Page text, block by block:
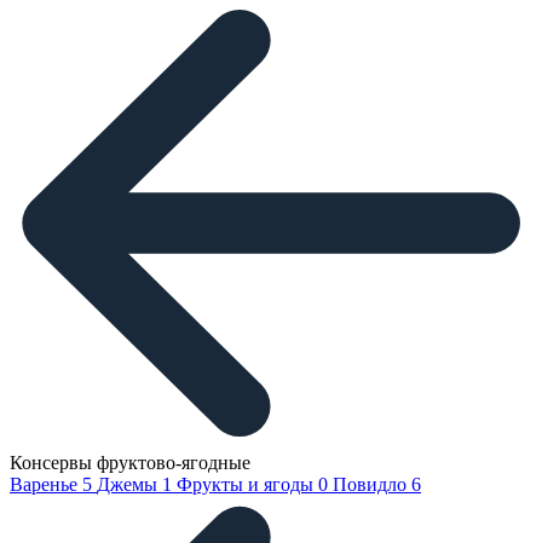
Консервы фруктово-ягодные
Варенье 5 Джемы 1 Фрукты и ягоды 0 Повидло 6